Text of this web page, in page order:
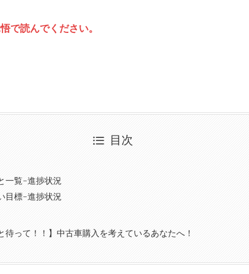
で読んでください。
目次
一覧-進捗状況
目標-進捗状況
待って！！】中古車購入を考えているあなたへ！